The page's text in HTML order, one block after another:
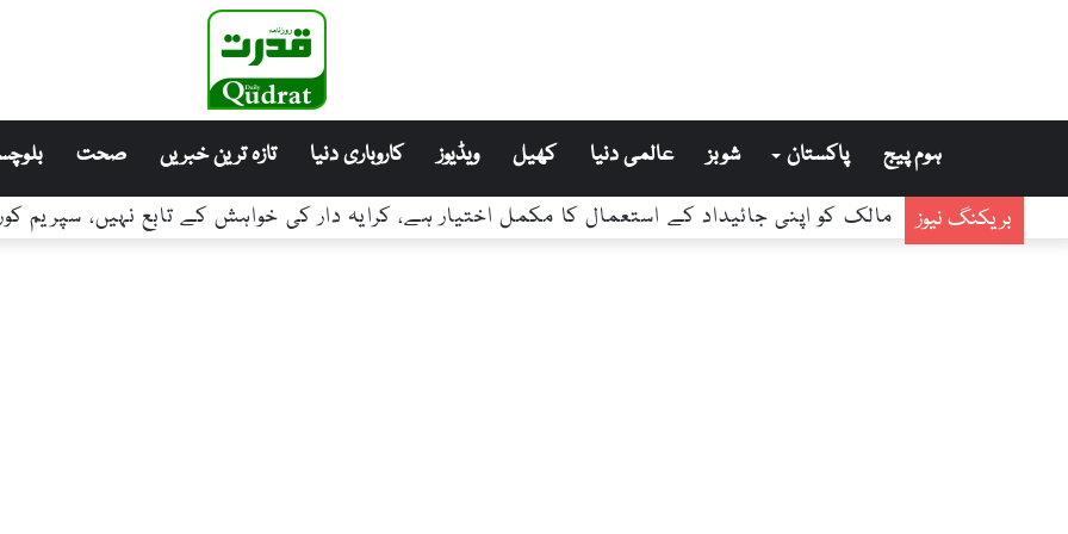
ہوم پیج پاکستان شوبز عالمی دنیا کھیل ویڈیوز کاروباری دنیا تازہ ترین خبریں صحت
بریکنگ نیوز مالک کو اپنی جائیداد کے استعمال کا مکمل اختیار ہے، کرایہ دار کی خواہش کے تابع نہیں، سپریم